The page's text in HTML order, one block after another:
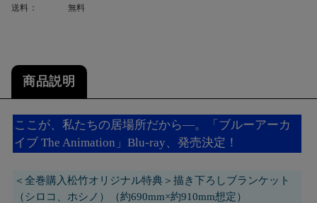
送料：
無料
商品説明
ここが、私たちの居場所だから―。「ブルーアーカ
イブ The Animation」Blu-ray、発売決定！
＜全巻購入松竹オリジナル特典＞描き下ろしブランケット
（シロコ、ホシノ）（約690mm×約910mm想定）